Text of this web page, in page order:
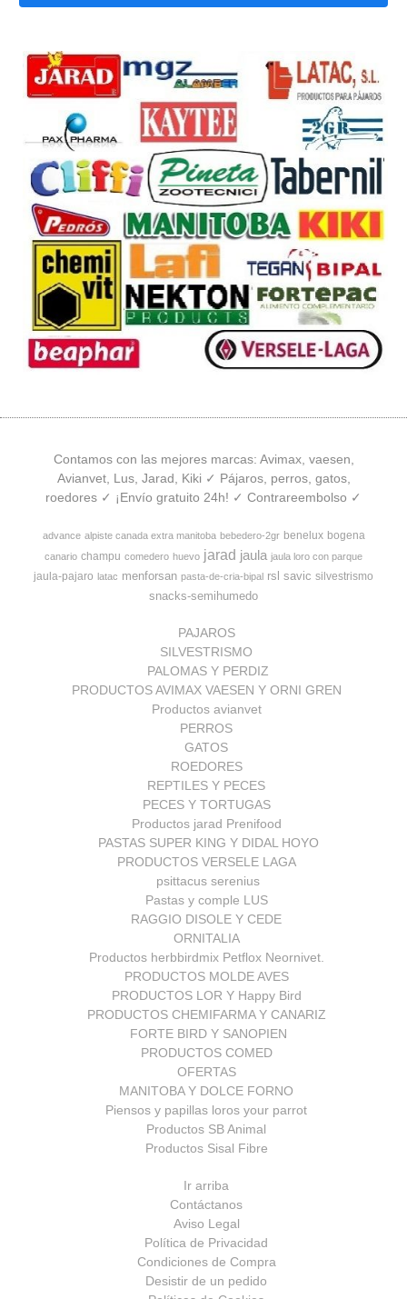
Contamos con las mejores marcas: Avimax, vaesen,
Avianvet, Lus, Jarad, Kiki ✓ Pájaros, perros, gatos,
roedores ✓ ¡Envío gratuito 24h! ✓ Contrareembolso ✓
advance alpiste canada extra manitoba bebedero-2gr benelux bogena
canario champu comedero huevo jarad jaula jaula loro con parque
jaula-pajaro latac menforsan pasta-de-cria-bipal rsl savic silvestrismo
snacks-semihumedo
PAJAROS
SILVESTRISMO
PALOMAS Y PERDIZ
PRODUCTOS AVIMAX VAESEN Y ORNI GREN
Productos avianvet
PERROS
GATOS
ROEDORES
REPTILES Y PECES
PECES Y TORTUGAS
Productos jarad Prenifood
PASTAS SUPER KING Y DIDAL HOYO
PRODUCTOS VERSELE LAGA
psittacus serenius
Pastas y comple LUS
RAGGIO DISOLE Y CEDE
ORNITALIA
Productos herbbirdmix Petflox Neornivet.
PRODUCTOS MOLDE AVES
PRODUCTOS LOR Y Happy Bird
PRODUCTOS CHEMIFARMA Y CANARIZ
FORTE BIRD Y SANOPIEN
PRODUCTOS COMED
OFERTAS
MANITOBA Y DOLCE FORNO
Piensos y papillas loros your parrot
Productos SB Animal
Productos Sisal Fibre
Ir arriba
Contáctanos
Aviso Legal
Política de Privacidad
Condiciones de Compra
Desistir de un pedido